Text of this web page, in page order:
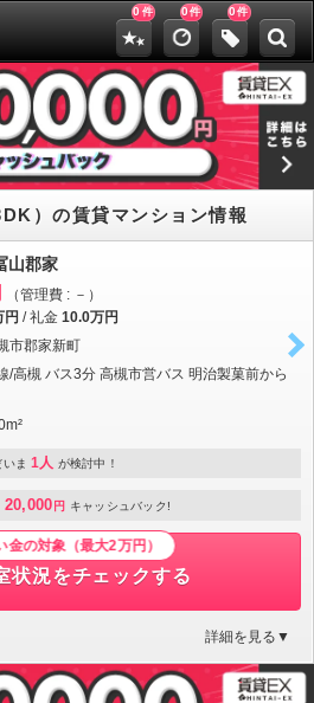
0 件 0件 0件
）の賃貸マンション情報
山郡家
（管理費 : －）
円 /礼金 10.0万円
市郡家新町
/高槻 バス3分 高槻市営バス 明治製菓前から
ま 1人 が検討中！
20,000 円 キャッシュバック!
金の対象（最大2万円）
状況をチェックする
詳細を見る▼